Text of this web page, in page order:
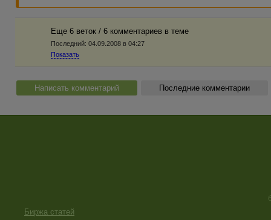
Еще 6 веток / 6 комментариев в темe
Последний: 04.09.2008 в 04:27
Показать
Написать комментарий Последние комментарии
Биржа статей